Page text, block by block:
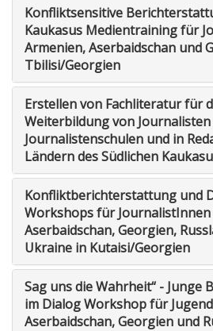
Konfliktsensitive
Kaukasus Medientraining für
Armenien, Aserbaidschan und
Tbilisi/Georgien
Erstellen von Fachliteratur für
Weiterbildung von
Journalistenschulen und in
Ländern des Südlichen
Konfliktberichterstattung und
Workshops für JournalistInnen
Aserbaidschan, Georgien,
Ukraine in Kutaisi/Georgien
Sag uns die Wahrheit“ -
im Dialog Workshop für
Aserbaidschan, Georgien und